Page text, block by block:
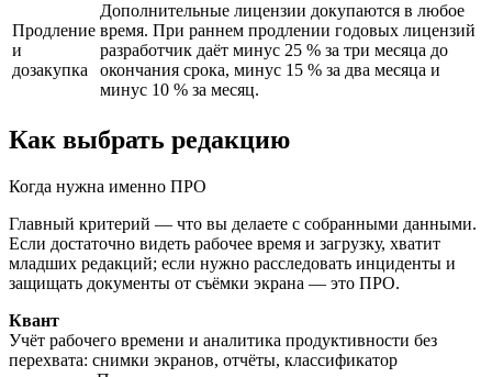
Продление
и
дозакупка
Дополнительные лицензии докупаются в любое
время. При раннем продлении годовых лицензий
разработчик даёт минус 25 % за три месяца до
окончания срока, минус 15 % за два месяца и
минус 10 % за месяц.
Как выбрать редакцию
Когда нужна именно ПРО
Главный критерий — что вы делаете с собранными данными.
Если достаточно видеть рабочее время и загрузку, хватит
младших редакций; если нужно расследовать инциденты и
защищать документы от съёмки экрана — это ПРО.
Квант
Учёт рабочего времени и аналитика продуктивности без
перехвата: снимки экранов, отчёты, классификатор